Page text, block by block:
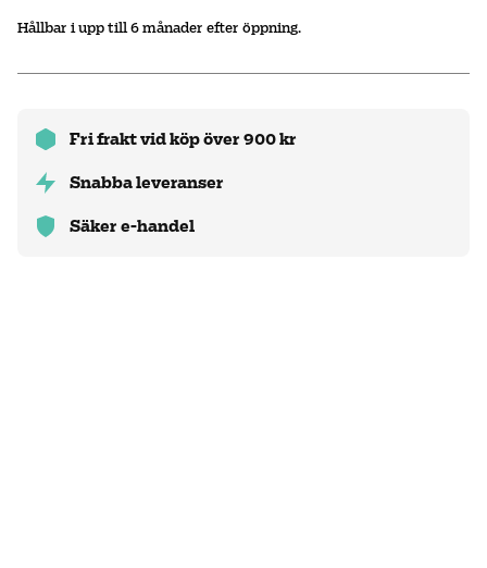
Hållbar i upp till 6 månader efter öppning.
Fri frakt vid köp över 900 kr
Snabba leveranser
Säker e-handel